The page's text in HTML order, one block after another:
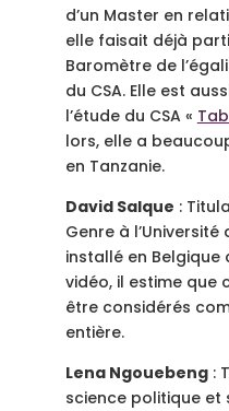
d’un Master en
elle faisait déjà
Baromètre de
du CSA. Elle est
l’étude du CSA «
lors, elle a
en Tanzanie.
David Salque :
Genre à l’Université
installé en Belgique
vidéo, il estime que
être considérés
entière.
Lena Ngouebeng:
science politique et